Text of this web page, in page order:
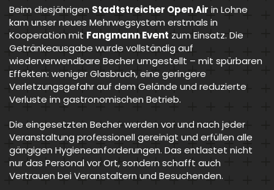
Beim diesjährigen Stadtstreicher Open Air in Lohne
kam unser neues Mehrwegsystem erstmals in
Kooperation mit Fangmann Event zum Einsatz. Die
Getränkeausgabe wurde vollständig auf
wiederverwendbare Becher umgestellt – mit spürbaren
Effekten: weniger Glasbruch, eine geringere
Verletzungsgefahr auf dem Gelände und reduzierte
Verluste im gastronomischen Betrieb.
Die eingesetzten Becher werden vor und nach jeder
Veranstaltung professionell gereinigt und erfüllen alle
gängigen Hygieneanforderungen. Das entlastet nicht
nur das Personal vor Ort, sondern schafft auch
Vertrauen bei Veranstaltern und Besuchenden.